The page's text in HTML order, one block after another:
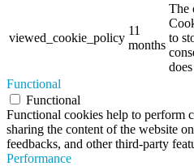
viewed_cookie_policy
11
months
The
to
Functional
Functional
Functional cookies help to perform
sharing the content of the website
feedbacks, and other third-party
Performance